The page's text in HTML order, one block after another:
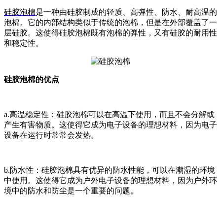
硅胶泡棉是一种由硅胶制成的轻质、高弹性、防水、耐高温的
泡棉。它的内部结构类似于传统的泡棉，但是在外部覆盖了一
层硅胶。这使得硅胶泡棉既有泡棉的弹性，又有硅胶的耐用性
和稳定性。
硅胶泡棉的优点
a.高温稳定性：硅胶泡棉可以在高温下使用，而且不会分解或
产生有害物质。这使得它成为电子设备的理想材料，因为电子
设备在运行时常常会发热。
b.防水性：硅胶泡棉具有优异的防水性能，可以在潮湿的环境
中使用。这使得它成为户外电子设备的理想材料，因为户外环
境中的防水和防尘是一个重要的问题。